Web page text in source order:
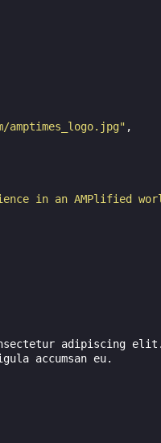
amptimes_logo.jpg" ,
in an AMPlified
adipiscing
accumsan eu.